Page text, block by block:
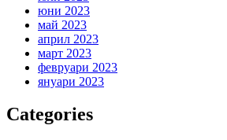
юни 2023
май 2023
април 2023
март 2023
февруари 2023
януари 2023
Categories